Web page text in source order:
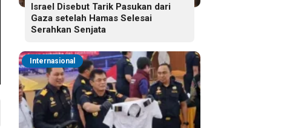
Israel Disebut Tarik Pasukan dari
Gaza setelah Hamas Selesai
Serahkan Senjata
Internasional